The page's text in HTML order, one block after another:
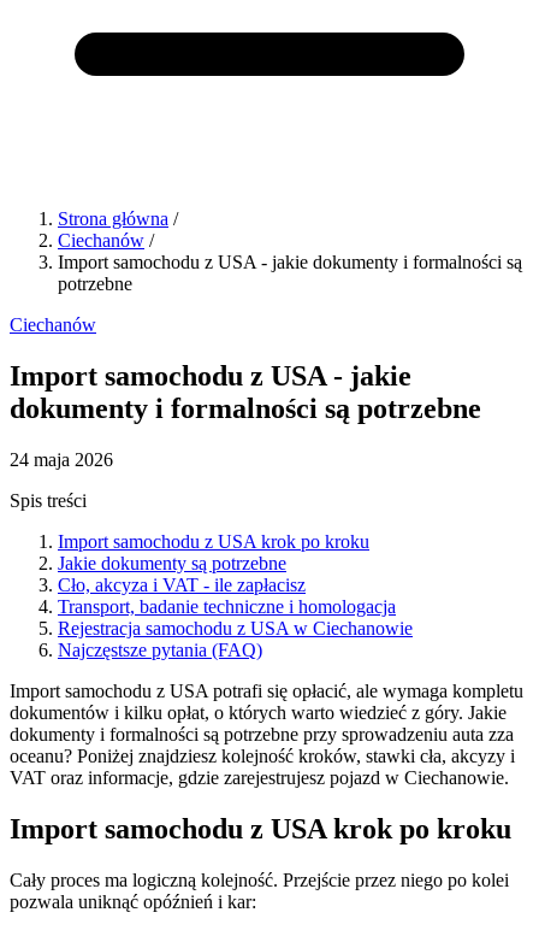
Strona główna /
Ciechanów /
Import samochodu z USA - jakie dokumenty i formalności są
potrzebne
Ciechanów
Import samochodu z USA - jakie
dokumenty i formalności są potrzebne
24 maja 2026
Spis treści
Import samochodu z USA krok po kroku
Jakie dokumenty są potrzebne
Cło, akcyza i VAT - ile zapłacisz
Transport, badanie techniczne i homologacja
Rejestracja samochodu z USA w Ciechanowie
Najczęstsze pytania (FAQ)
Import samochodu z USA potrafi się opłacić, ale wymaga kompletu
dokumentów i kilku opłat, o których warto wiedzieć z góry. Jakie
dokumenty i formalności są potrzebne przy sprowadzeniu auta zza
oceanu? Poniżej znajdziesz kolejność kroków, stawki cła, akcyzy i
VAT oraz informacje, gdzie zarejestrujesz pojazd w Ciechanowie.
Import samochodu z USA krok po kroku
Cały proces ma logiczną kolejność. Przejście przez niego po kolei
pozwala uniknąć opóźnień i kar: